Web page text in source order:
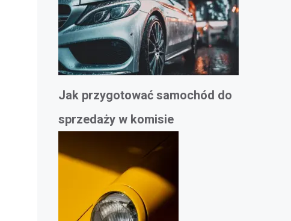
Jak przygotować samochód do
sprzedaży w komisie